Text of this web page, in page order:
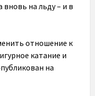
на льду – и в
отношение к
катание и
на